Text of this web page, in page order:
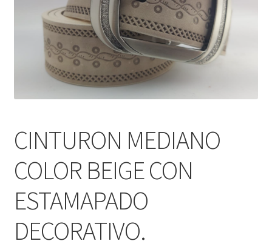
sombreros
CINTURON MEDIANO
COLOR BEIGE CON
ESTAMAPADO
DECORATIVO.